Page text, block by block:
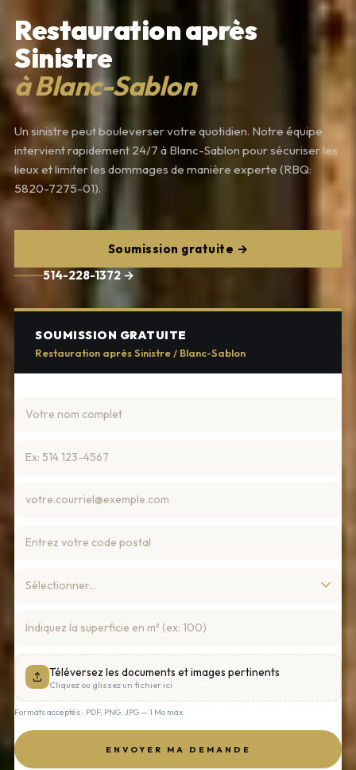
Restauration après
Sinistre
à Blanc-Sablon
Un sinistre peut bouleverser votre quotidien. Notre équipe
intervient rapidement 24/7 à Blanc-Sablon pour sécuriser les
lieux et limiter les dommages de manière experte (RBQ:
5820-7275-01).
Soumission gratuite →
514-228-1372 →
SOUMISSION GRATUITE
Restauration après Sinistre / Blanc-Sablon
Téléversez les documents et images pertinents
Cliquez ou glissez un fichier ici
Formats acceptés : PDF, PNG, JPG — 1 Mo max.
ENVOYER MA DEMANDE